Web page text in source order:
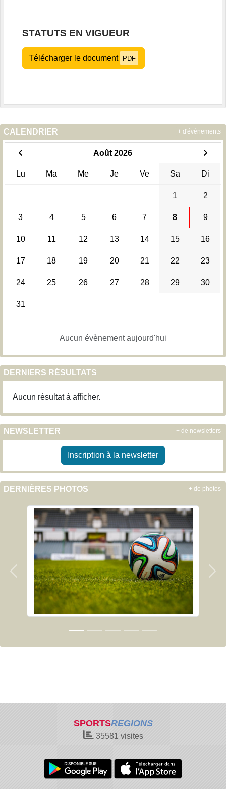
STATUTS EN VIGUEUR
Télécharger le document PDF
CALENDRIER
Août 2026
Lu Ma Me Je Ve Sa Di
1 2
3 4 5 6 7 8 9
10 11 12 13 14 15 16
17 18 19 20 21 22 23
24 25 26 27 28 29 30
31
Aucun évènement aujourd'hui
+ d'évènements
DERNIERS RÉSULTATS
Aucun résultat à afficher.
NEWSLETTER
Inscription à la newsletter
+ de newsletters
DERNIÈRES PHOTOS
Précedent
+ de photos
SPORTSREGIONS
35581 visites